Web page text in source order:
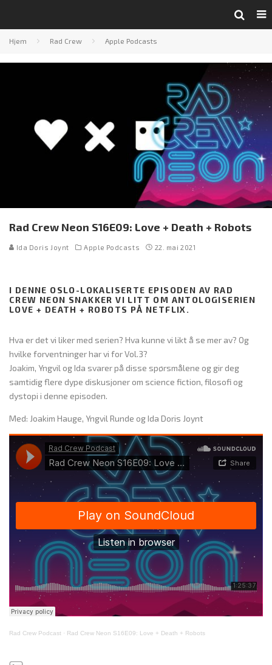
Hjem Rad Crew Apple Podcasts
Rad Crew Neon S16E09: Love + Death + Robots
Ida Doris Joynt Apple Podcasts 22. mai 2021
I DENNE OSLO-LOKALISERTE EPISODEN AV RAD
CREW NEON SNAKKER VI LITT OM ANTOLOGISERIEN
LOVE + DEATH + ROBOTS PÅ NETFLIX.
Hva er det vi liker med serien? Hva kunne vi likt å se mer av? Og
hvilke forventninger har vi for Vol.3?
Joakim, Yngvil og Ida svarer på disse spørsmålene og gir deg
samtidig flere dype diskusjoner om science fiction, filosofi og
dystopi i denne episoden.
Med: Joakim Hauge, Yngvil Runde og Ida Doris Joynt
Rad Crew Podcast · Rad Crew Neon S16E09: Love + Death + Robots